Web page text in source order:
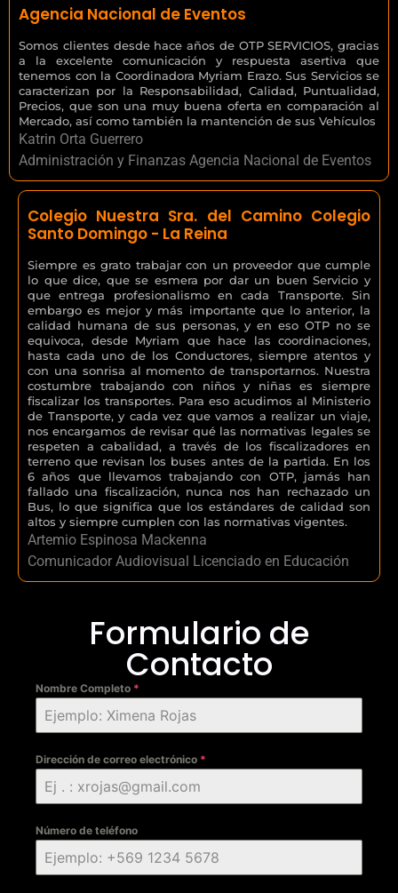
Agencia Nacional de Eventos
Somos clientes desde hace años de OTP SERVICIOS, gracias
a la excelente comunicación y respuesta asertiva que
tenemos con la Coordinadora Myriam Erazo. Sus Servicios se
caracterizan por la Responsabilidad, Calidad, Puntualidad,
Precios, que son una muy buena oferta en comparación al
Mercado, así como también la mantención de sus Vehículos
Katrin Orta Guerrero
Administración y Finanzas Agencia Nacional de Eventos
Colegio Nuestra Sra. del Camino Colegio
Santo Domingo - La Reina
Siempre es grato trabajar con un proveedor que cumple
lo que dice, que se esmera por dar un buen Servicio y
que entrega profesionalismo en cada Transporte. Sin
embargo es mejor y más importante que lo anterior, la
calidad humana de sus personas, y en eso OTP no se
equivoca, desde Myriam que hace las coordinaciones,
hasta cada uno de los Conductores, siempre atentos y
con una sonrisa al momento de transportarnos. Nuestra
costumbre trabajando con niños y niñas es siempre
fiscalizar los transportes. Para eso acudimos al Ministerio
de Transporte, y cada vez que vamos a realizar un viaje,
nos encargamos de revisar qué las normativas legales se
respeten a cabalidad, a través de los fiscalizadores en
terreno que revisan los buses antes de la partida. En los
6 años que llevamos trabajando con OTP, jamás han
fallado una fiscalización, nunca nos han rechazado un
Bus, lo que significa que los estándares de calidad son
altos y siempre cumplen con las normativas vigentes.
Artemio Espinosa Mackenna
Comunicador Audiovisual Licenciado en Educación
Formulario de
Contacto
Nombre Completo *
Dirección de correo electrónico *
Número de teléfono